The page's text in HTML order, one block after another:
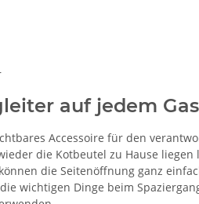
auf jedem
Accessoire für den
die Kotbeutel zu Hause
die Seitenöffnung ganz
wichtigen Dinge beim